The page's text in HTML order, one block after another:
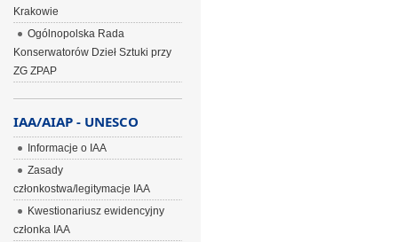
Krakowie
Ogólnopolska Rada
Konserwatorów Dzieł Sztuki przy
ZG ZPAP
IAA/AIAP - UNESCO
Informacje o IAA
Zasady
członkostwa/legitymacje IAA
Kwestionariusz ewidencyjny
członka IAA